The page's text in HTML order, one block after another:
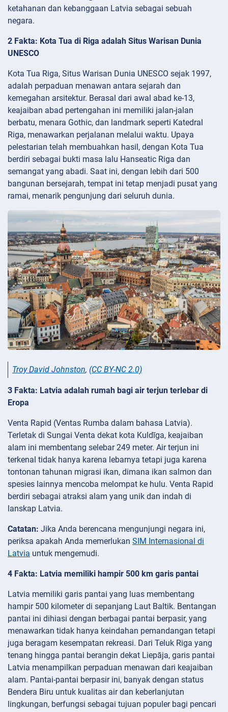
ketahanan dan kebanggaan Latvia sebagai sebuah
negara.
2 Fakta: Kota Tua di Riga adalah Situs Warisan Dunia
UNESCO
Kota Tua Riga, Situs Warisan Dunia UNESCO sejak 1997,
adalah perpaduan menawan antara sejarah dan
kemegahan arsitektur. Berasal dari awal abad ke-13,
keajaiban abad pertengahan ini memiliki jalan-jalan
berbatu, menara Gothic, dan landmark seperti Katedral
Riga, menawarkan perjalanan melalui waktu. Upaya
pelestarian telah membuahkan hasil, dengan Kota Tua
berdiri sebagai bukti masa lalu Hanseatic Riga dan
semangat yang abadi. Saat ini, dengan lebih dari 500
bangunan bersejarah, tempat ini tetap menjadi pusat yang
ramai, menarik pengunjung dari seluruh dunia.
Troy David Johnston, (CC BY-NC 2.0)
3 Fakta: Latvia adalah rumah bagi air terjun terlebar di
Eropa
Venta Rapid (Ventas Rumba dalam bahasa Latvia).
Terletak di Sungai Venta dekat kota Kuldīga, keajaiban
alam ini membentang selebar 249 meter. Air terjun ini
terkenal tidak hanya karena lebarnya tetapi juga karena
tontonan tahunan migrasi ikan, dimana ikan salmon dan
spesies lainnya mencoba melompat ke hulu. Venta Rapid
berdiri sebagai atraksi alam yang unik dan indah di
lanskap Latvia.
Catatan: Jika Anda berencana mengunjungi negara ini,
periksa apakah Anda memerlukan SIM Internasional di
Latvia untuk mengemudi.
4 Fakta: Latvia memiliki hampir 500 km garis pantai
Latvia memiliki garis pantai yang luas membentang
hampir 500 kilometer di sepanjang Laut Baltik. Bentangan
pantai ini dihiasi dengan berbagai pantai berpasir, yang
menawarkan tidak hanya keindahan pemandangan tetapi
juga beragam kesempatan rekreasi. Dari Teluk Riga yang
tenang hingga pantai berangin dekat Liepāja, garis pantai
Latvia menampilkan perpaduan menawan dari keajaiban
alam. Pantai-pantai berpasir ini, banyak dengan status
Bendera Biru untuk kualitas air dan keberlanjutan
lingkungan, berfungsi sebagai tujuan populer bagi pencari